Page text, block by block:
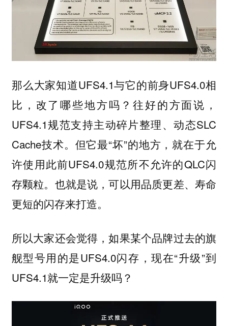
那么大家知道UFS4.1与它的前身UFS4.0相
比，改了哪些地方吗？往好的方面说，
UFS4.1规范支持主动碎片整理、动态SLC
Cache技术。但它最“坏”的地方，就在于允
许使用此前UFS4.0规范所不允许的QLC闪
存颗粒。也就是说，可以用品质更差、寿命
更短的闪存来打造。
所以大家还会觉得，如果某个品牌过去的旗
舰型号用的是UFS4.0闪存，现在“升级”到
UFS4.1就一定是升级吗？